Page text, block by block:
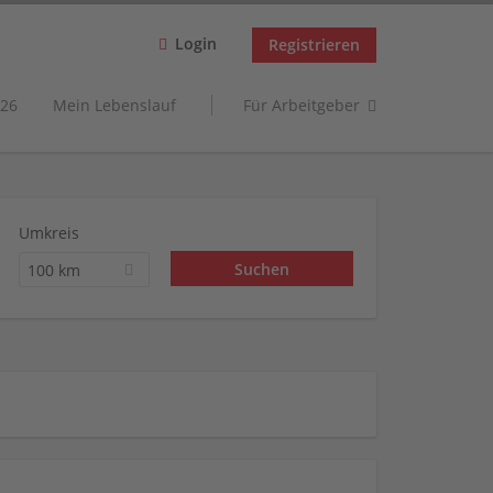
Login Registrieren
Mein Lebenslauf Für Arbeitgeber
Umkreis
100 km